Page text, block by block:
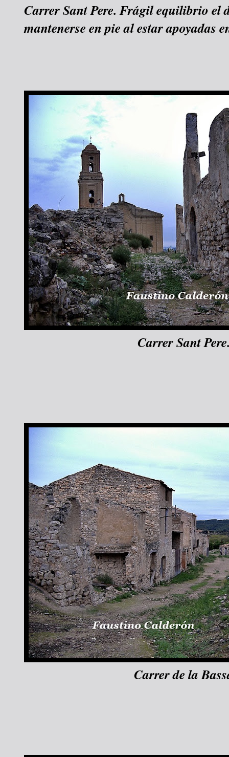
Carrer Sant Pere. Frágil equilibrio el
mantenerse en pie al estar apoyadas
Carrer Sant
Carrer de la